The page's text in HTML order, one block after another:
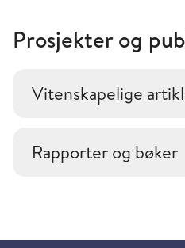
Prosjekter og
Vitenskapelige
Rapporter og bøker